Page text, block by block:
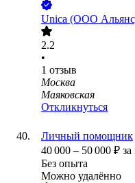
Unica (ООО
2.2
•
1 отзыв
Москва
Маяковская
Откликнуться
Личный помощник
40 000 – 50 000 ₽ за
Без опыта
Можно удалённо